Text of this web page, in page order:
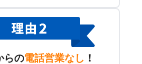
らの電話営業なし ！